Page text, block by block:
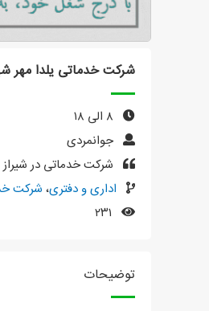
شرکت خدماتی یلدا مهر
جوانمردی
شرکت خدماتی در شیراز
اداری و دفتری،شرکت
توضیحات